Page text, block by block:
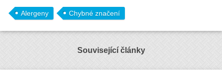
Alergeny Chybné značení
Související články